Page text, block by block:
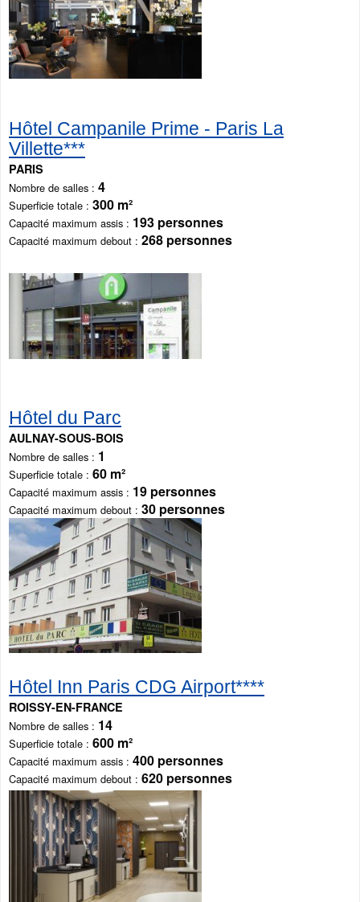
Hôtel Campanile Prime - Paris La
Villette***
PARIS
Nombre de salles 4
Superficie totale 300 m²
Capacité maximum assis 193 personnes
Capacité maximum debout 268 personnes
Hôtel du Parc
AULNAY-SOUS-BOIS
Nombre de salles 1
Superficie totale 60 m²
Capacité maximum assis 19 personnes
Capacité maximum debout 30 personnes
Hôtel Inn Paris CDG Airport****
ROISSY-EN-FRANCE
Nombre de salles 14
Superficie totale 600 m²
Capacité maximum assis 400 personnes
Capacité maximum debout 620 personnes